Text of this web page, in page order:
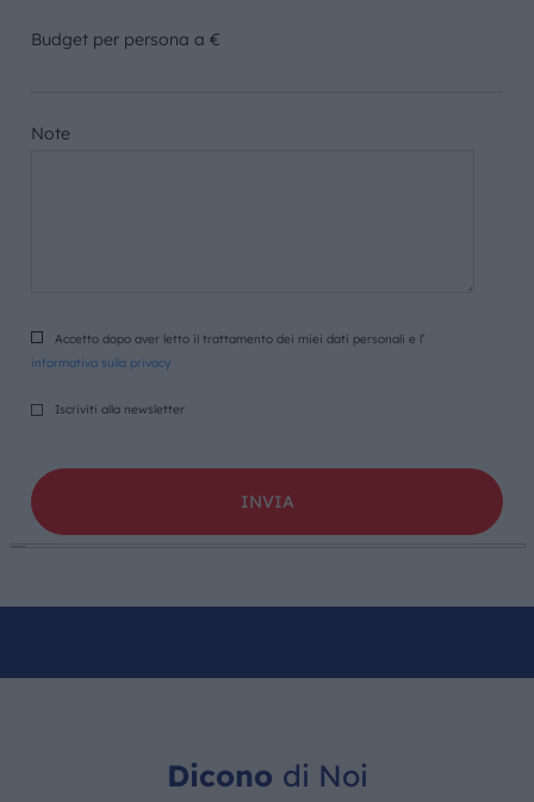
Budget per persona a €
Note
Accetto dopo aver letto il trattamento dei miei dati personali e l’
informativa sulla privacy
Iscriviti alla newsletter
Dicono di Noi